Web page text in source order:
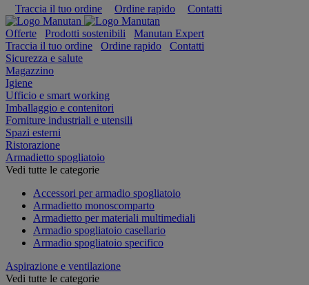
Traccia il tuo ordine
Ordine rapido Contatti
Offerte Prodotti sostenibili
Manutan Expert
Traccia il tuo ordine
Ordine rapido
Contatti
Sicurezza e salute
Magazzino
Igiene
Ufficio e smart working
Imballaggio e contenitori
Forniture industriali e utensili
Spazi esterni
Ristorazione
Armadietto spogliatoio
Vedi tutte le categorie
Accessori per armadio spogliatoio
Armadietto monoscomparto
Armadietto per materiali multimediali
Armadio spogliatoio casellario
Armadio spogliatoio specifico
Aspirazione e ventilazione
Vedi tutte le categorie